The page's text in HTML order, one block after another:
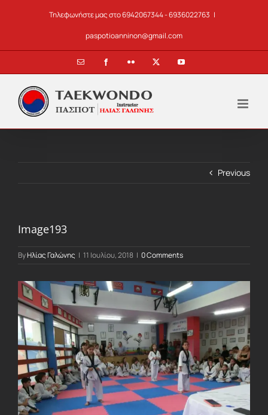
Τηλεφωνήστε μας στο 6942067344 - 6936022763 |
paspotioanninon@gmail.com
Email FacebookFlickr YouTube
Previous
Image193
ByΗλίας Γαλώνης | 11 Ιουλίου, 2018 | 0 Comments